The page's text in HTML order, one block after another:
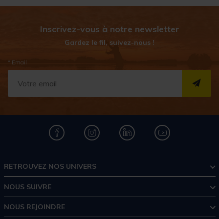
Inscrivez-vous à notre newsletter
Gardez le fil, suivez-nous !
* Email
RETROUVEZ NOS UNIVERS
NOUS SUIVRE
NOUS REJOINDRE